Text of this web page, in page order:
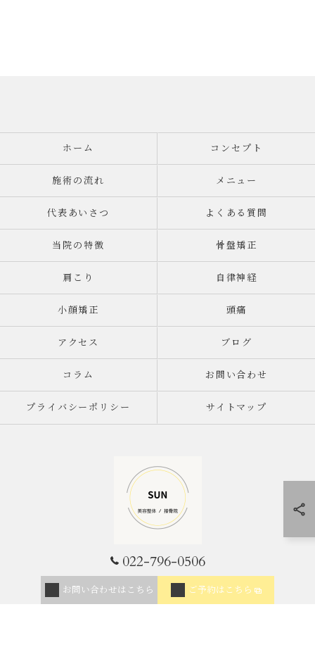
022-796-0506
お問い合わせはこちら ご予約はこちら
ホーム コンセプト
施術の流れ メニュー
代表あいさつ よくある質問
当院の特徴 骨盤矯正
肩こり 自律神経
小顔矯正 頭痛
アクセス ブログ
コラム お問い合わせ
プライバシーポリシー サイトマップ
© 2026 宮城県仙台市の整体なら美容整体/接骨院SUN ALL RIGHTS RESERVED.